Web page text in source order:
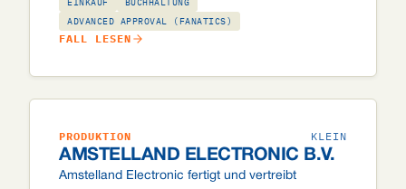
Approval Moduls. Wir haben es auf v19 entwickelt
und in ihre v17-Umgebung zurückportiert.
ADVANCED APPROVAL (FANATICS)
FALL LESEN
PRODUKTION KLEIN
AMSTELLAND ELECTRONIC B.V.
Amstelland Electronic fertigt und vertreibt